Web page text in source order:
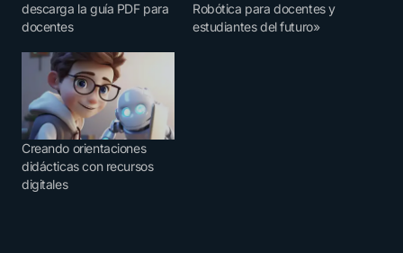
descarga la guía PDF para
docentes
Robótica para docentes y
estudiantes del futuro»
Creando orientaciones
didácticas con recursos
digitales